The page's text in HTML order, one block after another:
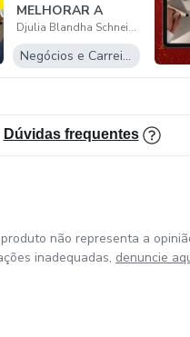
MELHORAR A
ORATÓRIA
Djulia Blandha Schneider
Negócios e Carreira
Dúvidas frequentes
não representa a
inadequadas, denuncie